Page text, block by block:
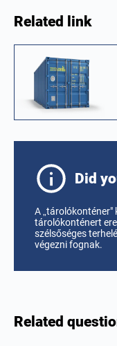
Related link
Did
A „tárolókonténer"
tárolókonténert
szélsőséges
végezni fognak.
Related